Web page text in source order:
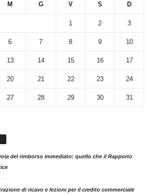
M G V S D
1 2 3
6 7 8 9 10
13 14 15 16 17
20 21 22 23 24
27 28 29 30
31
del rimborso immediato: quello che il Rapporto
di ricavo e lezioni per il credito commerciale